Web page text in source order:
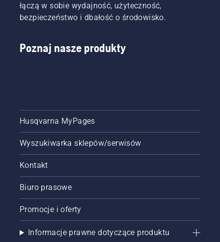
łączą w sobie wydajność, użyteczność,
bezpieczeństwo i dbałość o środowisko.
Poznaj nasze produkty
Husqvarna MyPages
Wyszukiwarka sklepów/serwisów
Kontakt
Biuro prasowe
Promocje i oferty
Informacje prawne dotyczące produktu